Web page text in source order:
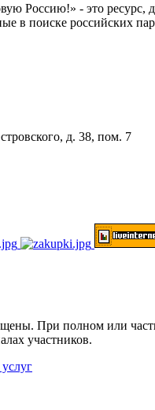
- это ресурс,
в поиске российских
д. 38, пом. 7
полном или
участников.